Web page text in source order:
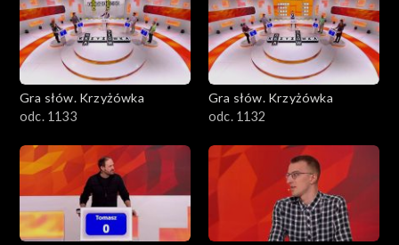
Gra słów. Krzyżówka
odc. 1133
Gra słów. Krzyżówka
odc. 1132